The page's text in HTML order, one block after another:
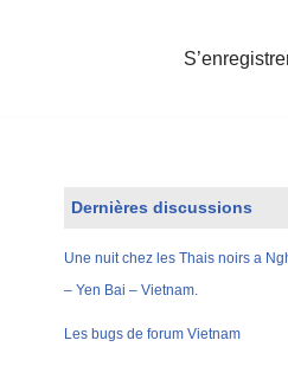
Dernières discussions
Une nuit chez les Thais noirs a
– Yen Bai – Vietnam.
Les bugs de forum Vietnam